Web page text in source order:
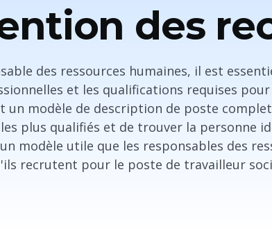
des
des ressources humaines, il est
et les qualifications requises
un modèle de description de poste
plus qualifiés et de trouver la personne
modèle utile que les responsables des
recrutent pour le poste de travailleur